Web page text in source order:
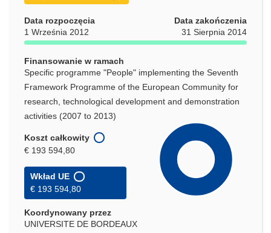
Data rozpoczęcia
1 Września 2012
Data zakończenia
31 Sierpnia 2014
Finansowanie w ramach
Specific programme "People" implementing the Seventh
Framework Programme of the European Community for
research, technological development and demonstration
activities (2007 to 2013)
Koszt całkowity
€ 193 594,80
Wkład UE
€ 193 594,80
Koordynowany przez
UNIVERSITE DE BORDEAUX